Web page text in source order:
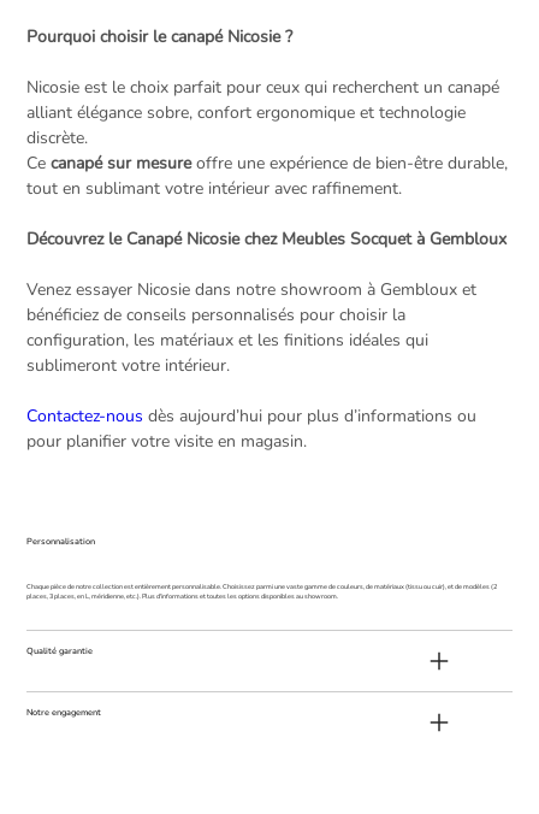
Pourquoi choisir le canapé Nicosie ?
Nicosie est le choix parfait pour ceux qui recherchent un canapé
alliant élégance sobre, confort ergonomique et technologie
discrète.
Cecanapé sur mesureoffre une expérience de bien-être durable,
tout en sublimant votre intérieur avec raffinement.
Découvrez le Canapé Nicosie chez Meubles Socquet à Gembloux
Venez essayer Nicosie dans notre showroom à Gembloux et
bénéficiez de conseils personnalisés pour choisir la
configuration, les matériaux et les finitions idéales qui
sublimeront votre intérieur.
Contactez-nous dès aujourd’hui pour plus d’informations ou
pour planifier votre visite en magasin.
Personnalisation
Chaque pièce de notre collection est entièrement personnalisable. Choisissez parmi une vaste gamme de couleurs, de matériaux (tissu ou cuir), et de modèles (2
places, 3 places, en L, méridienne, etc.). Plus d'informations et toutes les options disponibles au showroom.
Qualité garantie
Notre engagement